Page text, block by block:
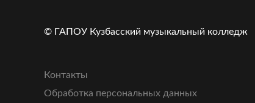
© ГАПОУ Кузбасский музыкальный колледж
Контакты
Обработка персональных данных